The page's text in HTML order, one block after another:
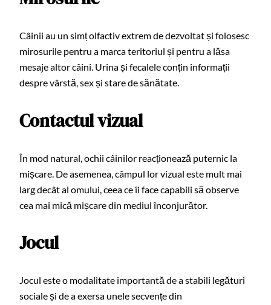
Câinii au un simț olfactiv extrem de dezvoltat și folosesc
mirosurile pentru a marca teritoriul și pentru a lăsa
mesaje altor câini. Urina și fecalele conțin informații
despre vârstă, sex și stare de sănătate.
Contactul vizual
În mod natural, ochii câinilor reacționează puternic la
mișcare. De asemenea, câmpul lor vizual este mult mai
larg decât al omului, ceea ce îi face capabili să observe
cea mai mică mișcare din mediul înconjurător.
Jocul
Jocul este o modalitate importantă de a stabili legături
sociale și de a exersa unele secvențe din